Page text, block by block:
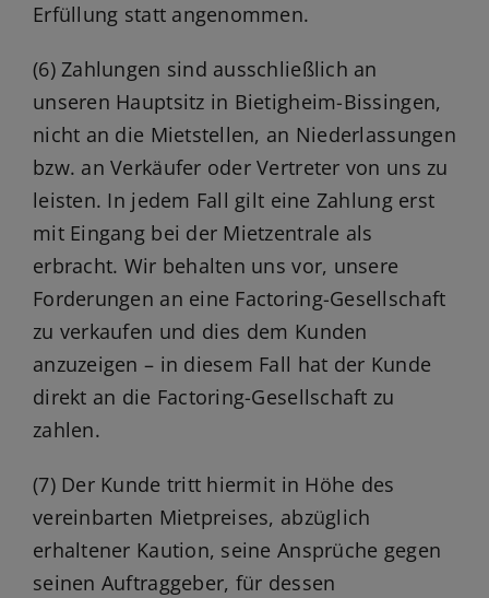
Erfüllung statt angenommen.
(6) Zahlungen sind ausschließlich an
unseren Hauptsitz in Bietigheim-Bissingen,
nicht an die Mietstellen, an Niederlassungen
bzw. an Verkäufer oder Vertreter von uns zu
leisten. In jedem Fall gilt eine Zahlung erst
mit Eingang bei der Mietzentrale als
erbracht. Wir behalten uns vor, unsere
Forderungen an eine Factoring-Gesellschaft
zu verkaufen und dies dem Kunden
anzuzeigen – in diesem Fall hat der Kunde
direkt an die Factoring-Gesellschaft zu
zahlen.
(7) Der Kunde tritt hiermit in Höhe des
vereinbarten Mietpreises, abzüglich
erhaltener Kaution, seine Ansprüche gegen
seinen Auftraggeber, für dessen